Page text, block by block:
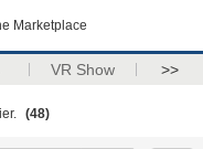
Marketplace
VR Show >>
(48)